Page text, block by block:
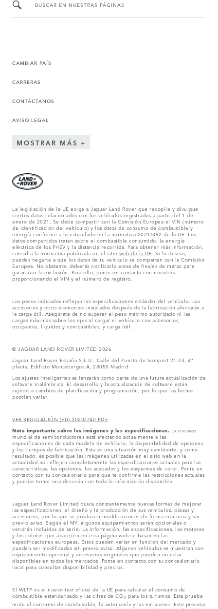
BUSCAR EN NUESTRAS PÁGINAS
CAMBIAR PAÍS
CARRERAS
CONTÁCTANOS
AVISO LEGAL
MOSTRAR MÁS
La legislación de la UE exige a Jaguar Land Rover que recopile y divulgue
ciertos datos relacionados con los vehículos registrados a partir del 1 de
enero de 2021. Se debe compartir con la Comisión Europea el VIN (número
de identificación del vehículo) y los datos de consumo de combustible y
energía conforme a lo estipulado en la normativa 2021/392 de la UE. Los
datos compartidos tratan sobre el combustible consumido, la energía
eléctrica de los PHEV y la distancia recorrida. Para obtener más información,
consulta la normativa publicada en el sitio web de la UE . Si lo deseas,
puedes negarte a que los datos de tu vehículo se compartan con la Comisión
Europea. No obstante, deberás notificarlo antes de finales de marzo para
garantizar la exclusión. Para ello, ponte en contacto con nosotros
proporcionando el VIN y el número de registro.
Los pesos indicados reflejan las especificaciones estándar del vehículo. Los
accesorios y otros elementos instalados después de la fabricación afectarán a
la carga útil. Asegúrate de no superar el peso máximo autorizado ni las
cargas máximas sobre los ejes al cargar el vehículo con accesorios,
ocupantes, líquidos y combustibles, y carga útil.
© JAGUAR LAND ROVER LIMITED 2026
Jaguar Land Rover España S.L.U., Calle del Puerto de Somport 21-23, 4ª
planta, Edificio Monteburgos A, 28050 Madrid
Los ajustes inteligentes se lanzarán como parte de una futura actualización de
software inalámbrica. El desarrollo y la actualización de software están
sujetos a cambios de planificación y programación, por lo que las fechas
podrían variar.
VER REGULACIÓN (EU) 2020/740 PDF
Nota importante sobre las imágenes y las especificaciones. La escasez
mundial de semiconductores está afectando actualmente a las
especificaciones de cada modelo de vehículo, la disponibilidad de opciones
y los tiempos de fabricación. Esta es una situación muy cambiante, y como
resultado, es posible que las imágenes utilizadas en el sitio web en la
actualidad no reflejen completamente las especificaciones actuales para las
características, las opciones, los acabados y los esquemas de color. Ponte en
contacto con tu concesionario para que te confirme las restricciones actuales
y puedas tomar una decisión con toda la información disponible.
Jaguar Land Rover Limited busca constantemente nuevas formas de mejorar
las especificaciones, el diseño y la producción de sus vehículos, piezas y
accesorios, por lo que se producen modificaciones de forma continua y sin
previo aviso. Según el MY, algunos equipamientos serán opcionales o
vendrán incluidos de serie. La información, las especificaciones, los motores
y los colores que aparecen en esta página web se basan en las
especificaciones europeas. Estos pueden variar en función del mercado y
pueden ser modificados sin previo aviso. Algunos vehículos se muestran con
equipamiento opcional y accesorios originales que pueden no estar
disponibles en todos los mercados. Ponte en contacto con tu concesionario
local para consultar disponibilidad y precios.
El WLTP es el nuevo test oficial de la UE para calcular el consumo de
combustible estandarizado y las cifras de CO2 para los turismos. Esta prueba
mide el consumo de combustible, la autonomía y las emisiones. Este proceso